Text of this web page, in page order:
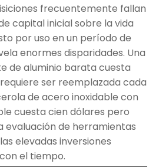
frecuentemente fallan
capital inicial sobre la vida
por uso en un período de
enormes disparidades. Una
de aluminio barata cuesta
ser reemplazada cada
de acero inoxidable con
cuesta cien dólares pero
evaluación de herramientas
elevadas inversiones
el tiempo.